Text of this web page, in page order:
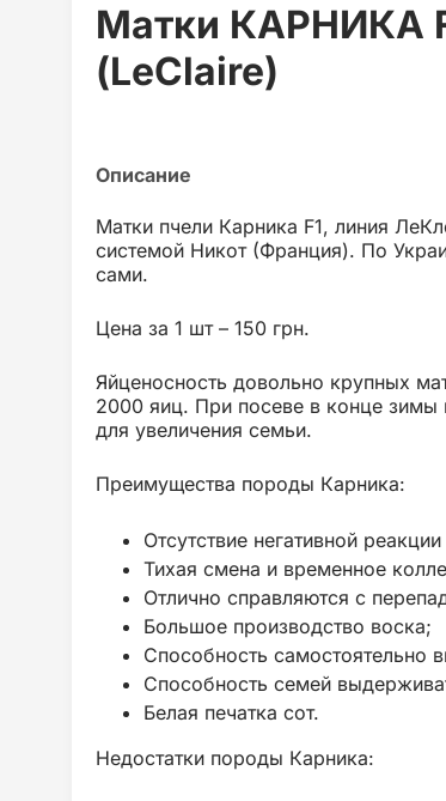
Матки КАРНИКА
(LeClaire)
Матки пчели Карника F1, линия
системой Никот (Франция). По
сами.
Цена за 1 шт – 150 грн.
Яйценосность довольно крупных
2000 яиц. При посеве в конце зимы
для увеличения семьи.
Преимущества породы Карника:
Отсутствие негативной
Тихая смена и временное
Отлично справляются с
Большое производство воска;
Способность самостоятельно
Способность семей
Белая печатка сот.
Недостатки породы Карника: